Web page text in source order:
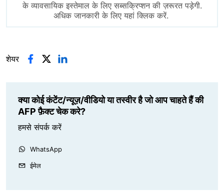
के व्यावसायिक इस्तेमाल के लिए सब्सक्रिप्शन की ज़रूरत पड़ेगी.
अधिक जानकारी के लिए यहां क्लिक करें.
शेयर
क्या कोई कंटेंट/न्यूज़/वीडियो या तस्वीर है जो आप चाहते हैं की
AFP फ़ैक्ट चेक करे?
हमसे संपर्क करें
WhatsApp
ईमेल